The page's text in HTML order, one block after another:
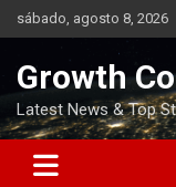
Saltar
al
sábado, agosto 8, 2026
Growth
Latest News & Top